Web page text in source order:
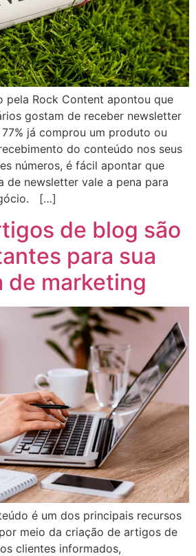
pela Rock Content apontou que
gostam de receber newsletter
já comprou um produto ou
do conteúdo nos seus
números, é fácil apontar que
de newsletter vale a pena para
[…]
de blog são
para sua
de marketing
é um dos principais recursos
meio da criação de artigos de
clientes informados,